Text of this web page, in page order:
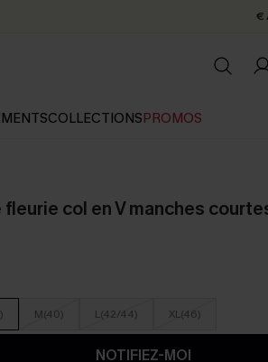
€
COLLECTIONSPROMOS
fleurie col en V manches
M(40) L(42/44) XL(46)
NOTIFIEZ-MOI